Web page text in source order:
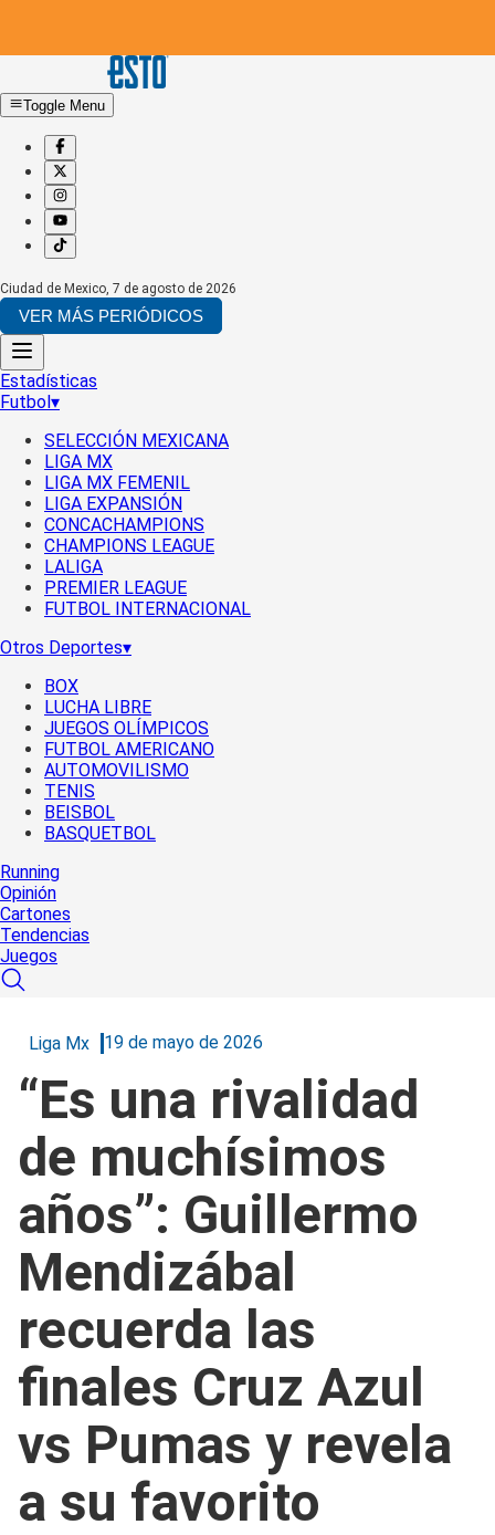
Toggle Menu
Ciudad de Mexico, 7 de agosto de 2026
VER MÁS PERIÓDICOS
Estadísticas
Futbol▾
SELECCIÓN MEXICANA
LIGA MX
LIGA MX FEMENIL
LIGA EXPANSIÓN
CONCACHAMPIONS
CHAMPIONS LEAGUE
LALIGA
PREMIER LEAGUE
FUTBOL INTERNACIONAL
Otros Deportes▾
BOX
LUCHA LIBRE
JUEGOS OLÍMPICOS
FUTBOL AMERICANO
AUTOMOVILISMO
TENIS
BEISBOL
BASQUETBOL
Running
Opinión
Cartones
Tendencias
Juegos
Liga Mx 19 de mayo de 2026
“Es una rivalidad
de muchísimos
años”: Guillermo
Mendizábal
recuerda las
finales Cruz Azul
vs Pumas y revela
a su favorito